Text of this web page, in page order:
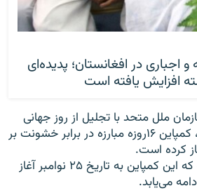
اجباری در افغانستان؛ پدیده‌ای
افزایش یافته است
ملل متحد با تجلیل از روز جهانی
محو خشونت علیه زنان، کمپاین ۱۶روزه مبارزه در برابر خشونت بر
کرده است.
سازمان ملل متحد گفته که این کمپاین به تاریخ ۲۵ نوامبر آغاز
می‌یابد.